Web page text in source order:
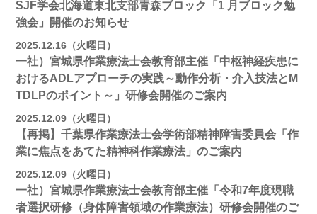
SJF学会北海道東北支部⻘森ブロック「1 月ブロック勉
強会」開催のお知らせ
2025.12.16（火曜日）
一社）宮城県作業療法士会教育部主催「中枢神経疾患に
おけるADLアプローチの実践～動作分析・介入技法とM
TDLPのポイント～」研修会開催のご案内
2025.12.09（火曜日）
【再掲】千葉県作業療法士会学術部精神障害委員会「作
業に焦点をあてた精神科作業療法」のご案内
2025.12.09（火曜日）
一社）宮城県作業療法士会教育部主催「令和7年度現職
者選択研修（身体障害領域の作業療法）研修会開催のご